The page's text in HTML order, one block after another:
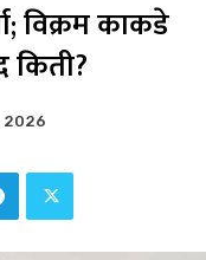
विक्रम काकडे
किती?
2026